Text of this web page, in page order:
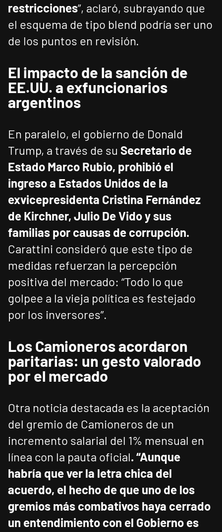
restricciones”, aclaró, subrayando que
el esquema de tipo blend podría ser uno
de los puntos en revisión.
El impacto de la sanción de
EE.UU. a exfuncionarios
argentinos
En paralelo, el gobierno de Donald
Trump, a través de su Secretario de
Estado Marco Rubio, prohibió el
ingreso a Estados Unidos de la
exvicepresidenta Cristina Fernández
de Kirchner, Julio De Vido y sus
familias por causas de corrupción.
Carattini consideró que este tipo de
medidas refuerzan la percepción
positiva del mercado: “Todo lo que
golpee a la vieja política es festejado
por los inversores”.
Los Camioneros acordaron
paritarias: un gesto valorado
por el mercado
Otra noticia destacada es la aceptación
del gremio de Camioneros de un
incremento salarial del 1% mensual en
línea con la pauta oficial. “Aunque
habría que ver la letra chica del
acuerdo, el hecho de que uno de los
gremios más combativos haya cerrado
un entendimiento con el Gobierno es